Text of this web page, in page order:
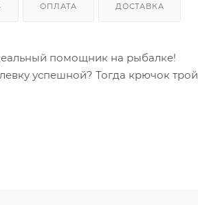
ОПЛАТА ДОСТАВКА
помощник на рыбалке!
успешной? Тогда крючок